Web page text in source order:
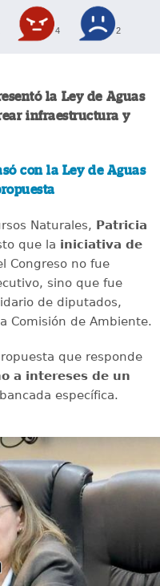
4 2
la Ley de Aguas
infraestructura y
con la Ley de Aguas
Naturales, Patricia
que la iniciativa de
Congreso no fue
sino que fue
de diputados,
Comisión de Ambiente.
que responde
a intereses de un
específica.